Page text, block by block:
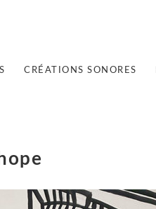
CRÉATIONS SONORES